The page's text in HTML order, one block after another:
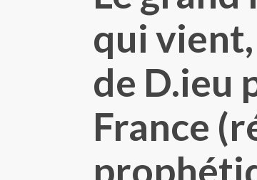
qui
de D.ieu
France